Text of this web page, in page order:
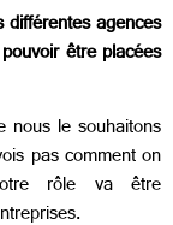
agences
être placées
nous le souhaitons
pas comment on
rôle va être